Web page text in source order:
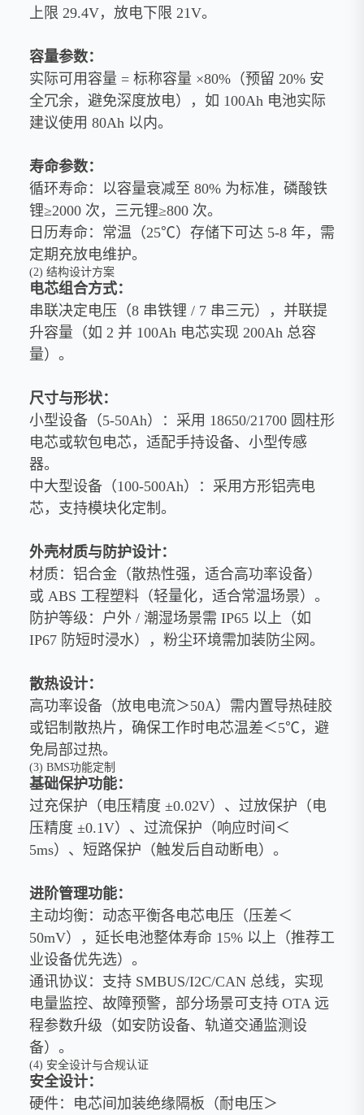
上限 29.4V，放电下限 21V。
容量参数：
实际可用容量 = 标称容量 ×80%（预留 20% 安
全冗余，避免深度放电），如 100Ah 电池实际
建议使用 80Ah 以内。
寿命参数：
循环寿命：以容量衰减至 80% 为标准，磷酸铁
锂≥2000 次，三元锂≥800 次。
日历寿命：常温（25℃）存储下可达 5-8 年，需
定期充放电维护。
(2) 结构设计方案
电芯组合方式：
串联决定电压（8 串铁锂 / 7 串三元），并联提
升容量（如 2 并 100Ah 电芯实现 200Ah 总容
量）。
尺寸与形状：
小型设备（5-50Ah）：采用 18650/21700 圆柱形
电芯或软包电芯，适配手持设备、小型传感
器。
中大型设备（100-500Ah）：采用方形铝壳电
芯，支持模块化定制。
外壳材质与防护设计：
材质：铝合金（散热性强，适合高功率设备）
或 ABS 工程塑料（轻量化，适合常温场景）。
防护等级：户外 / 潮湿场景需 IP65 以上（如
IP67 防短时浸水），粉尘环境需加装防尘网。
散热设计：
高功率设备（放电电流＞50A）需内置导热硅胶
或铝制散热片，确保工作时电芯温差＜5℃，避
免局部过热。
(3) BMS功能定制
基础保护功能：
过充保护（电压精度 ±0.02V）、过放保护（电
压精度 ±0.1V）、过流保护（响应时间＜
5ms）、短路保护（触发后自动断电）。
进阶管理功能：
主动均衡：动态平衡各电芯电压（压差＜
50mV），延长电池整体寿命 15% 以上（推荐工
业设备优先选）。
通讯协议：支持 SMBUS/I2C/CAN 总线，实现
电量监控、故障预警，部分场景可支持 OTA 远
程参数升级（如安防设备、轨道交通监测设
备）。
(4) 安全设计与合规认证
安全设计：
硬件：电芯间加装绝缘隔板（耐电压＞